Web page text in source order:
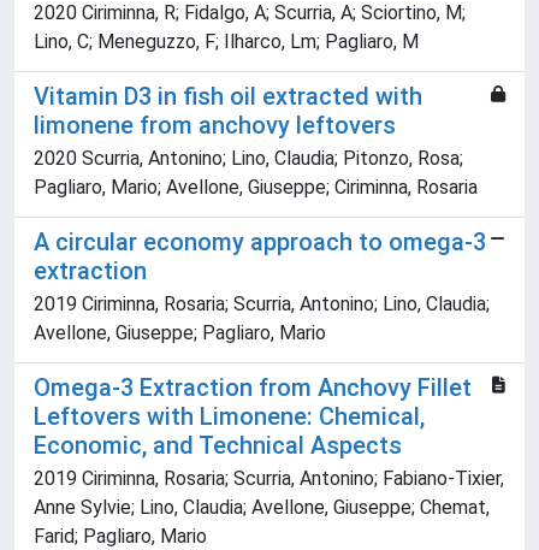
2020 Ciriminna, R; Fidalgo, A; Scurria, A; Sciortino, M;
Lino, C; Meneguzzo, F; Ilharco, Lm; Pagliaro, M
Vitamin D3 in fish oil extracted with
limonene from anchovy leftovers
2020 Scurria, Antonino; Lino, Claudia; Pitonzo, Rosa;
Pagliaro, Mario; Avellone, Giuseppe; Ciriminna, Rosaria
A circular economy approach to omega-3
extraction
2019 Ciriminna, Rosaria; Scurria, Antonino; Lino, Claudia;
Avellone, Giuseppe; Pagliaro, Mario
Omega-3 Extraction from Anchovy Fillet
Leftovers with Limonene: Chemical,
Economic, and Technical Aspects
2019 Ciriminna, Rosaria; Scurria, Antonino; Fabiano-Tixier,
Anne Sylvie; Lino, Claudia; Avellone, Giuseppe; Chemat,
Farid; Pagliaro, Mario